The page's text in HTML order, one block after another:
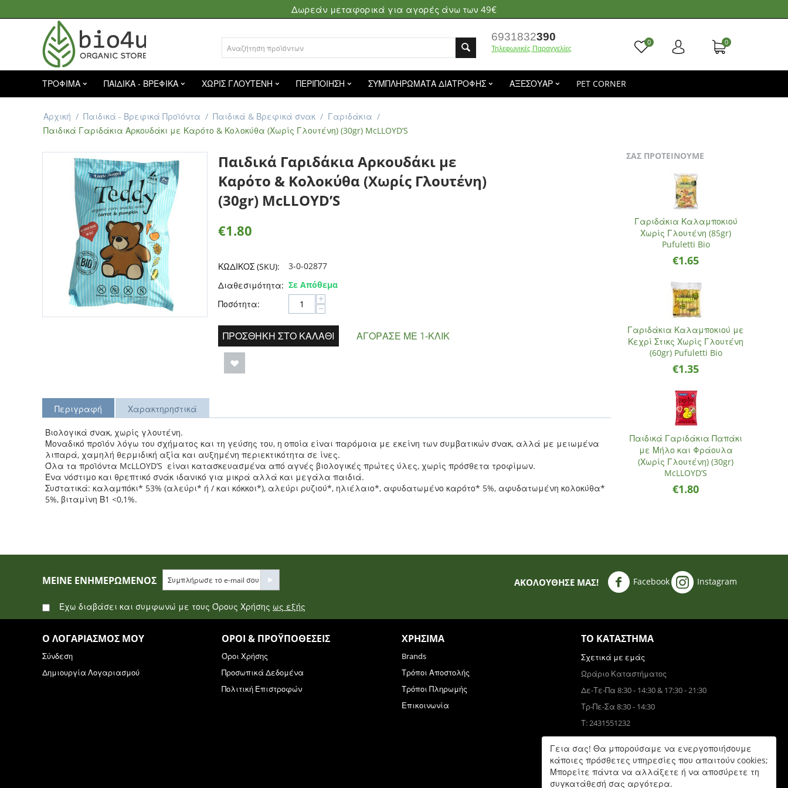
Δωρεάν μεταφορικά για αγορές άνω των 49€
6931832390
Τηλεφωνικές Παραγγελίες
0 0
ΤΡΟΦΙΜΑ ΠΑΙΔΙΚΑ - ΒΡΕΦΙΚΑ ΧΩΡΙΣ ΓΛΟΥΤΕΝΗ ΠΕΡΙΠΟΙΗΣΗ ΣΥΜΠΛΗΡΩΜΑΤΑ ΔΙΑΤΡΟΦΗΣ ΑΞΕΣΟΥΑΡ PET CORNER
Αρχική / Παιδικά - Βρεφικά Προϊόντα / Παιδικά & Βρεφικά σνακ / Γαριδάκια /
Παιδικά Γαριδάκια Αρκουδάκι με Καρότο & Κολοκύθα (Χωρίς Γλουτένη) (30gr) McLLOYD’S
Παιδικά Γαριδάκια Αρκουδάκι με
Καρότο & Κολοκύθα (Χωρίς Γλουτένη)
(30gr) McLLOYD’S
€1.80
ΚΩΔΙΚΟΣ (SKU):
3-0-02877
Διαθεσιμότητα: Σε Απόθεμα
Ποσότητα:
+
−
ΠΡΟΣΘΉΚΗ ΣΤΟ ΚΑΛΆΘΙ ΑΓΌΡΑΣΕ ΜΕ 1-ΚΛΙΚ
Περιγραφή Χαρακτηρηστικά
Βιολογικά σνακ, χωρίς γλουτένη.
Μοναδικό προϊόν λόγω του σχήματος και τη γεύσης του, η οποία είναι παρόμοια με εκείνη των συμβατικών σνακ, αλλά με μειωμένα
λιπαρά, χαμηλή θερμιδική αξία και αυξημένη περιεκτικότητα σε ίνες.
Όλα τα προϊόντα McLLOYD’S είναι κατασκευασμένα από αγνές βιολογικές πρώτες ύλες, χωρίς πρόσθετα τροφίμων.
Ένα νόστιμο και θρεπτικό σνάκ ιδανικό για μικρά αλλά και μεγάλα παιδιά.
Συστατικά: καλαμπόκι* 53% (αλεύρι* ή / και κόκκοι*), αλεύρι ρυζιού*, ηλιέλαιο*, αφυδατωμένο καρότο* 5%, αφυδατωμένη κολοκύθα*
5%, βιταμίνη Β1 <0,1%.
ΣΑΣ ΠΡΟΤΕΙΝΟΥΜΕ
Γαριδάκια Καλαμποκιού
Χωρίς Γλουτένη (85gr)
Pufuletti Bio
€1.65
Γαριδάκια Καλαμποκιού με
Κεχρί Στικς Χωρίς Γλουτένη
(60gr) Pufuletti Bio
€1.35
Παιδικά Γαριδάκια Παπάκι
με Μήλο και Φράουλα
(Χωρίς Γλουτένη) (30gr)
McLLOYD’S
€1.80
ΜΕΊΝΕ ΕΝΗΜΕΡΩΜΈΝΟΣ
Έχω διαβάσει και συμφωνώ με τους Όρους Χρήσης ως εξής
ΑΚΟΛΟΥΘΗΣΈ ΜΑΣ! Facebook Instagram
Ο ΛΟΓΑΡΙΑΣΜΌΣ ΜΟΥ
Σύνδεση
Δημιουργία Λογαριασμού
ΌΡΟΙ & ΠΡΟΫΠΟΘΈΣΕΙΣ
Όροι Χρήσης
Προσωπικά Δεδομένα
Πολιτική Επιστροφών
ΧΡΉΣΙΜΑ
Brands
Τρόποι Αποστολής
Τρόποι Πληρωμής
Επικοινωνία
ΤΟ ΚΑΤΆΣΤΗΜΑ
Σχετικά με εμάς
Ωράριο Καταστήματος
Δε-Τε-Πα 8:30 - 14:30 & 17:30 - 21:30
Τρ-Πε-Σα 8:30 - 14:30
Τ: 2431551232
Τ: 6931832390
Δε-Πα 9:00 - 17:00
Γεια σας! Θα μπορούσαμε να ενεργοποιήσουμε
κάποιες πρόσθετες υπηρεσίες που απαιτούν cookies;
Μπορείτε πάντα να αλλάξετε ή να αποσύρετε τη
συγκατάθεσή σας αργότερα.